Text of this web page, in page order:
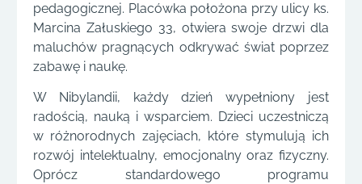
pedagogicznej. Placówka położona przy ulicy ks.
Marcina Załuskiego 33, otwiera swoje drzwi dla
maluchów pragnących odkrywać świat poprzez
zabawę i naukę.
W Nibylandii, każdy dzień wypełniony jest
radością, nauką i wsparciem. Dzieci uczestniczą
w różnorodnych zajęciach, które stymulują ich
rozwój intelektualny, emocjonalny oraz fizyczny.
Oprócz standardowego programu